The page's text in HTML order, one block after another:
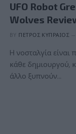
UFO Robot
Wolves
BY ΠΈΤΡΟΣ ΚΥΠΡΑΊΟΣ
H νοσταλγία είναι
κάθε δημιουργού,
άλλο ξυπνούν…